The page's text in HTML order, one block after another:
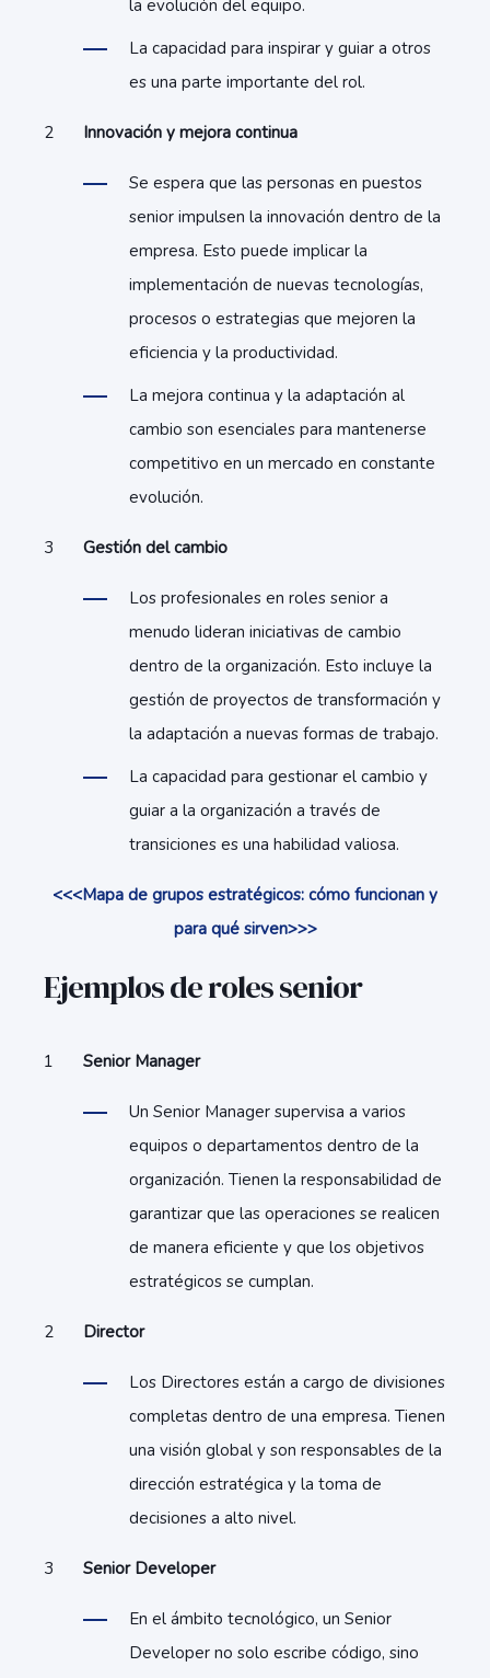
la evolución del equipo.
La capacidad para inspirar y guiar a otros
es una parte importante del rol.
Innovación y mejora continua
Se espera que las personas en puestos
senior impulsen la innovación dentro de la
empresa. Esto puede implicar la
implementación de nuevas tecnologías,
procesos o estrategias que mejoren la
eficiencia y la productividad.
La mejora continua y la adaptación al
cambio son esenciales para mantenerse
competitivo en un mercado en constante
evolución.
Gestión del cambio
Los profesionales en roles senior a
menudo lideran iniciativas de cambio
dentro de la organización. Esto incluye la
gestión de proyectos de transformación y
la adaptación a nuevas formas de trabajo.
La capacidad para gestionar el cambio y
guiar a la organización a través de
transiciones es una habilidad valiosa.
<<<Mapa de grupos estratégicos: cómo funcionan y
para qué sirven>>>
Ejemplos de roles senior
Senior Manager
Un Senior Manager supervisa a varios
equipos o departamentos dentro de la
organización. Tienen la responsabilidad de
garantizar que las operaciones se realicen
de manera eficiente y que los objetivos
estratégicos se cumplan.
Director
Los Directores están a cargo de divisiones
completas dentro de una empresa. Tienen
una visión global y son responsables de la
dirección estratégica y la toma de
decisiones a alto nivel.
Senior Developer
En el ámbito tecnológico, un Senior
Developer no solo escribe código, sino